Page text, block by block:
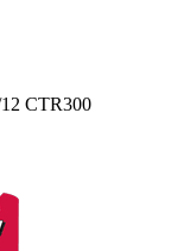
CTR300